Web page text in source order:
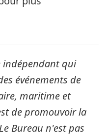
qui
événements de
maritime et
de promouvoir la
Bureau n'est pas